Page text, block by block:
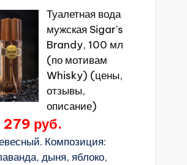
Туалетная вода
мужская Sigar's
Brandy, 100 мл
(по мотивам
Whisky) (цены,
отзывы,
описание)
279 руб.
Композиция:
дыня, яблоко,